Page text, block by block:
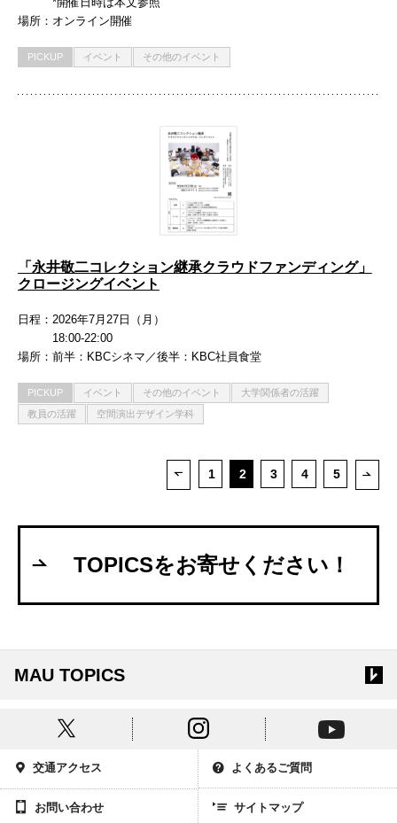
場所
オンライン開催
PICKUP イベント その他のイベント
「永井敬二コレクション継承クラウドファンディング」
クロージングイベント
日程
2026年7月27日（月）
18:00-22:00
場所
前半：KBCシネマ／後半：KBC社員食堂
PICKUP イベント その他のイベント
大学関係者の活躍
教員の活躍
空間演出デザイン学科
前ページ
1 2 3 4 5 次ペ
TOPICSをお寄せください！
MAU TOPICS
交通アクセス よくあるご質問
お問い合わせ サイトマップ